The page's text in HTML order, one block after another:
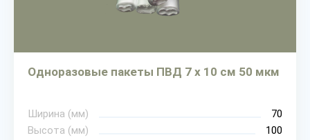
Одноразовые пакеты ПВД 7 х 10 см 50 мкм
Ширина (мм)
70
Высота (мм)
100